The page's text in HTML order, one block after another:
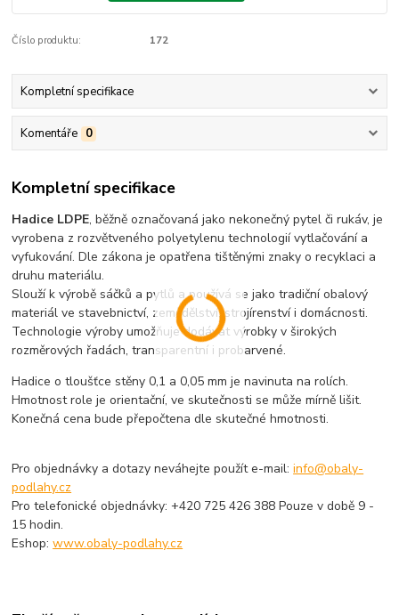
Číslo produktu: 172
Kompletní specifikace
Komentáře 0
Kompletní specifikace
Hadice LDPE, běžně označovaná jako nekonečný pytel či rukáv, je
vyrobena z rozvětveného polyetylenu technologií vytlačování a
vyfukování. Dle zákona je opatřena tištěnými znaky o recyklaci a
druhu materiálu.
Slouží k výrobě sáčků a pytlů a používá se jako tradiční obalový
materiál ve stavebnictví, zemědělství, strojírenství i domácnosti.
Technologie výroby umožňuje dodávat výrobky v širokých
rozměrových řadách, transparentní i probarvené.
Hadice o tloušťce stěny 0,1 a 0,05 mm je navinuta na rolích.
Hmotnost role je orientační, ve skutečnosti se může mírně lišit.
Konečná cena bude přepočtena dle skutečné hmotnosti.
Pro objednávky a dotazy neváhejte použít e-mail:info@obaly-
podlahy.cz
Pro telefonické objednávky: +420 725 426 388 Pouze v době 9 -
15 hodin.
Eshop:www.obaly-podlahy.cz